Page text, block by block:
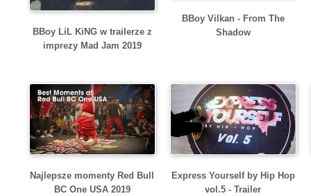
BBoy LiL KiNG w trailerze z
imprezy Mad Jam 2019
BBoy Vilkan - From The
Shadow
Najlepsze momenty Red Bull
BC One USA 2019
Express Yourself by Hip Hop
vol.5 - Trailer